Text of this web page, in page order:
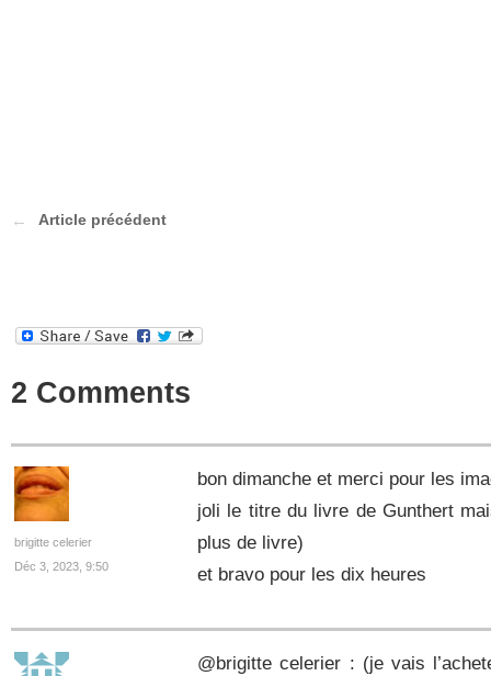
Article précédent
2 Comments
brigitte celerier
Déc 3, 2023, 9:50
bon dimanche et merci pour les
joli le titre du livre de Gunthert
plus de livre)
et bravo pour les dix heures
@brigitte celerier : (je vais